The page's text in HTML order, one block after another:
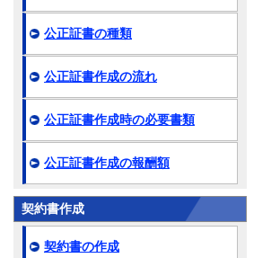
公正証書の種類
公正証書作成の流れ
公正証書作成時の必要書類
公正証書作成の報酬額
契約書作成
契約書の作成